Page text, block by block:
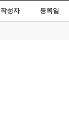
작성자 등록일